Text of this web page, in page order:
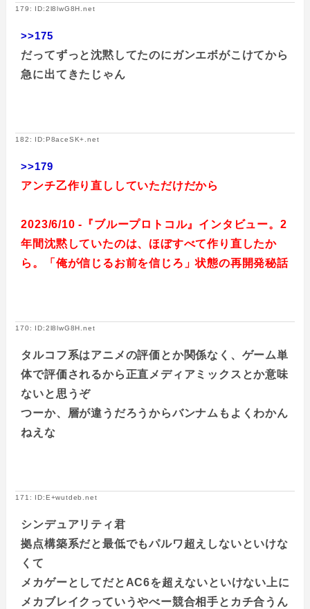
179: ID:2l8lwG8H.net
>>175
だってずっと沈黙してたのにガンエボがこけてから
急に出てきたじゃん
182: ID:P8aceSK+.net
>>179
アンチ乙作り直ししていただけだから
2023/6/10 -『ブループロトコル』インタビュー。2
年間沈黙していたのは、ほぼすべて作り直したか
ら。「俺が信じるお前を信じろ」状態の再開発秘話
170: ID:2l8lwG8H.net
タルコフ系はアニメの評価とか関係なく、ゲーム単
体で評価されるから正直メディアミックスとか意味
ないと思うぞ
つーか、層が違うだろうからバンナムもよくわかん
ねえな
171: ID:E+wutdeb.net
シンデュアリティ君
拠点構築系だと最低でもパルワ超えしないといけな
くて
メカゲーとしてだとAC6を超えないといけない上に
メカブレイクっていうやべー競合相手とカチ合うん